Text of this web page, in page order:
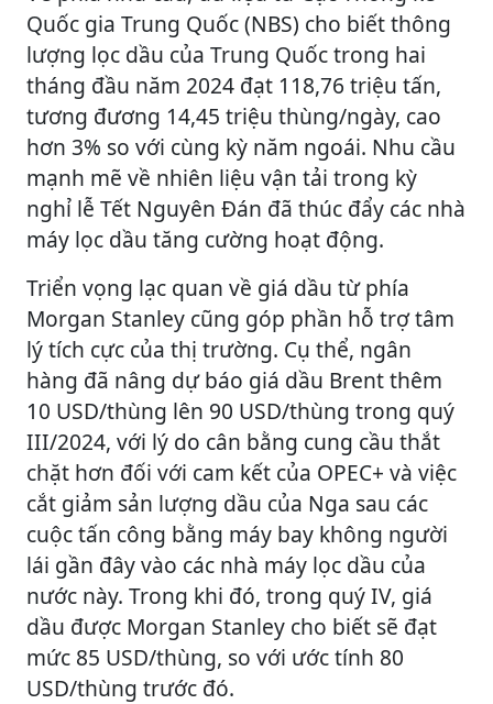
Quốc gia Trung Quốc (NBS) cho biết thông
lượng lọc dầu của Trung Quốc trong hai
tháng đầu năm 2024 đạt 118,76 triệu tấn,
tương đương 14,45 triệu thùng/ngày, cao
hơn 3% so với cùng kỳ năm ngoái. Nhu cầu
mạnh mẽ về nhiên liệu vận tải trong kỳ
nghỉ lễ Tết Nguyên Đán đã thúc đẩy các nhà
máy lọc dầu tăng cường hoạt động.
Triển vọng lạc quan về giá dầu từ phía
Morgan Stanley cũng góp phần hỗ trợ tâm
lý tích cực của thị trường. Cụ thể, ngân
hàng đã nâng dự báo giá dầu Brent thêm
10 USD/thùng lên 90 USD/thùng trong quý
III/2024, với lý do cân bằng cung cầu thắt
chặt hơn đối với cam kết của OPEC+ và việc
cắt giảm sản lượng dầu của Nga sau các
cuộc tấn công bằng máy bay không người
lái gần đây vào các nhà máy lọc dầu của
nước này. Trong khi đó, trong quý IV, giá
dầu được Morgan Stanley cho biết sẽ đạt
mức 85 USD/thùng, so với ước tính 80
USD/thùng trước đó.